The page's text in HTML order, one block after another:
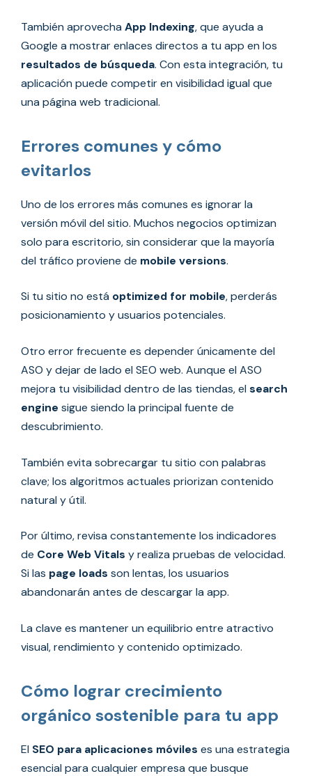
También aprovecha App Indexing, que ayuda a
Google a mostrar enlaces directos a tu app en los
resultados de búsqueda. Con esta integración, tu
aplicación puede competir en visibilidad igual que
una página web tradicional.
Errores comunes y cómo
evitarlos
Uno de los errores más comunes es ignorar la
versión móvil del sitio. Muchos negocios optimizan
solo para escritorio, sin considerar que la mayoría
del tráfico proviene de mobile versions.
Si tu sitio no está optimized for mobile, perderás
posicionamiento y usuarios potenciales.
Otro error frecuente es depender únicamente del
ASO y dejar de lado el SEO web. Aunque el ASO
mejora tu visibilidad dentro de las tiendas, el search
engine sigue siendo la principal fuente de
descubrimiento.
También evita sobrecargar tu sitio con palabras
clave; los algoritmos actuales priorizan contenido
natural y útil.
Por último, revisa constantemente los indicadores
de Core Web Vitals y realiza pruebas de velocidad.
Si las page loads son lentas, los usuarios
abandonarán antes de descargar la app.
La clave es mantener un equilibrio entre atractivo
visual, rendimiento y contenido optimizado.
Cómo lograr crecimiento
orgánico sostenible para tu app
El SEO para aplicaciones móviles es una estrategia
esencial para cualquier empresa que busque